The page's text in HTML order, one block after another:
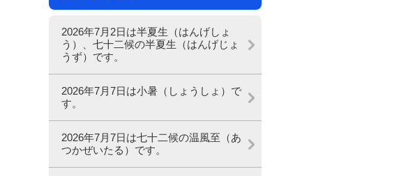
2026年7月2日は半夏生（はんげしょ
う）、七十二候の半夏生（はんげじょ
うず）です。
2026年7月7日は小暑（しょうしょ）で
す。
2026年7月7日は七十二候の温風至（あ
つかぜいたる）です。